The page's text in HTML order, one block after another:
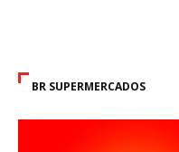
BR SUPERMERCADOS